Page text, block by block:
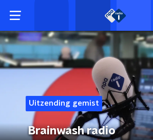
Uitzending gemist
Brainwash radio